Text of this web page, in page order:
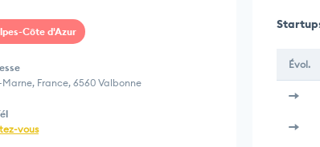
Côte d'Azur
France, 6560 Valbonne
vous
Évol.